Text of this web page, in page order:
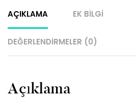
AÇIKLAMA EK BILGI
DEĞERLENDIRMELER (0)
Açıklama